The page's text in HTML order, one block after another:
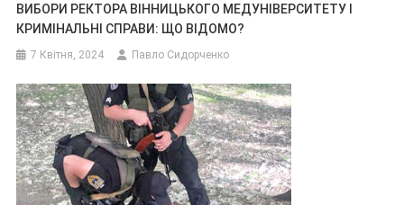
ВИБОРИ РЕКТОРА ВІННИЦЬКОГО МЕДУНІВЕРСИТЕТУ І
КРИМІНАЛЬНІ СПРАВИ: ЩО ВІДОМО?
7 Квітня, 2024 Павло Сидорченко